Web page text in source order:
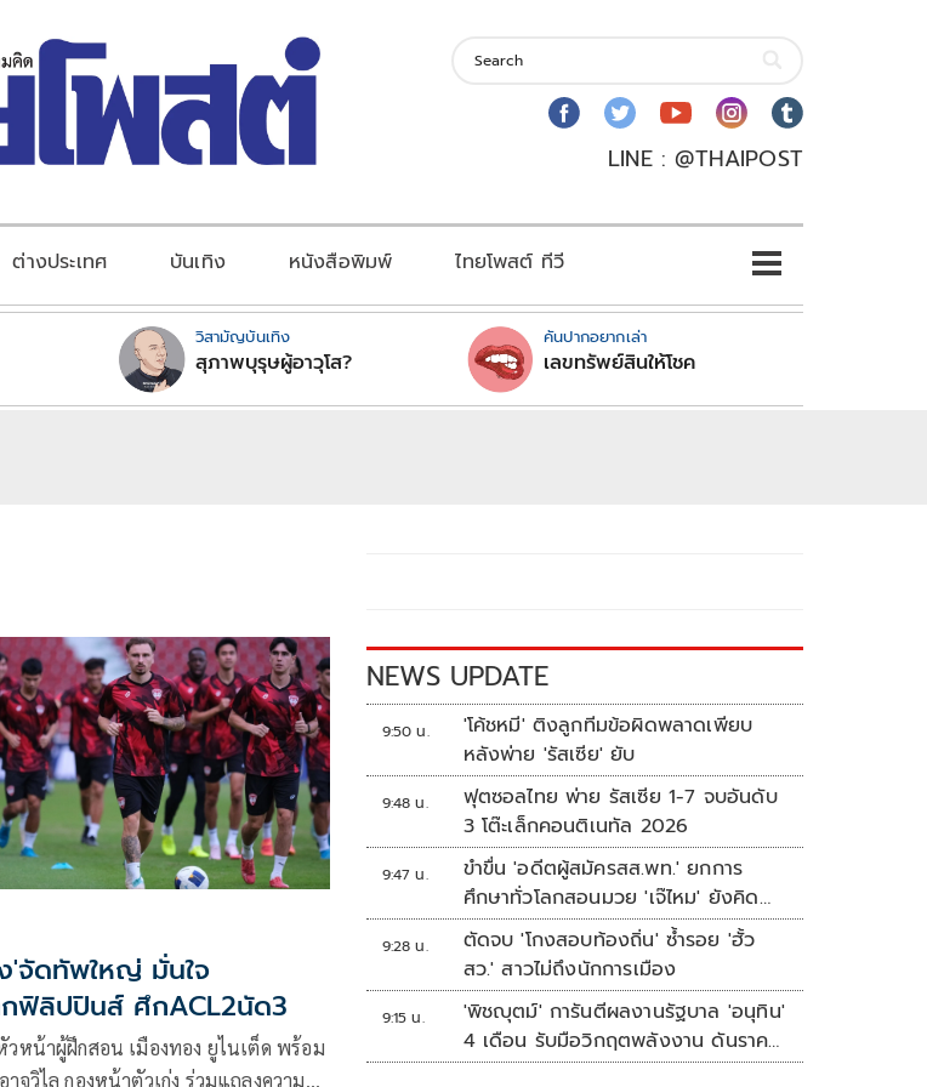
LINE : @THAIPOST
ต่างประเทศ บันเทิง หนังสือพิมพ์ ไทยโพสต์ ทีวี
วิสามัญบันเทิง
สุภาพบุรุษผู้อาวุโส?
คันปากอยากเล่า
เลขทรัพย์สินให้โชค
'จัดทัพใหญ่ มั่นใจ
กฟิลิปปินส์ ศึกACL2นัด3
วหน้าผู้ฝึกสอน เมืองทอง ยูไนเต็ด พร้อม
าจวิไล กองหน้าตัวเก่ง ร่วมแถลงความ
NEWS UPDATE
9:50 น.
'โค้ชหมี' ติงลูกทีมข้อผิดพลาดเพียบ
หลังพ่าย 'รัสเซีย' ยับ
9:48 น.
ฟุตซอลไทย พ่าย รัสเซีย 1-7 จบอันดับ
3 โต๊ะเล็กคอนติเนทัล 2026
9:47 น.
ขำขื่น 'อดีตผู้สมัครสส.พท.' ยกการ
ศึกษาทั่วโลกสอนมวย 'เจ๊ไหม' ยังคิด
แบบระบบราชการเดิม
9:28 น.
ตัดจบ 'โกงสอบท้องถิ่น' ซ้ำรอย 'ฮั้ว
สว.' สาวไม่ถึงนักการเมือง
9:15 น.
'พิชญุตม์' การันตีผลงานรัฐบาล 'อนุทิน'
4 เดือน รับมือวิกฤตพลังงาน ดันราคา
ข้าว-ยาง-ปาล์ม พุ่งต่อเนื่อง พร้อมอัด